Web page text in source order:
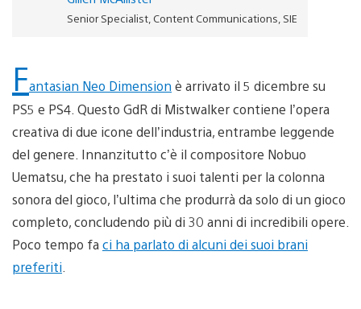
Senior Specialist, Content Communications, SIE
Fantasian Neo Dimension è arrivato il 5 dicembre su
PS5 e PS4. Questo GdR di Mistwalker contiene l’opera
creativa di due icone dell’industria, entrambe leggende
del genere. Innanzitutto c’è il compositore Nobuo
Uematsu, che ha prestato i suoi talenti per la colonna
sonora del gioco, l’ultima che produrrà da solo di un gioco
completo, concludendo più di 30 anni di incredibili opere.
Poco tempo fa ci ha parlato di alcuni dei suoi brani
preferiti